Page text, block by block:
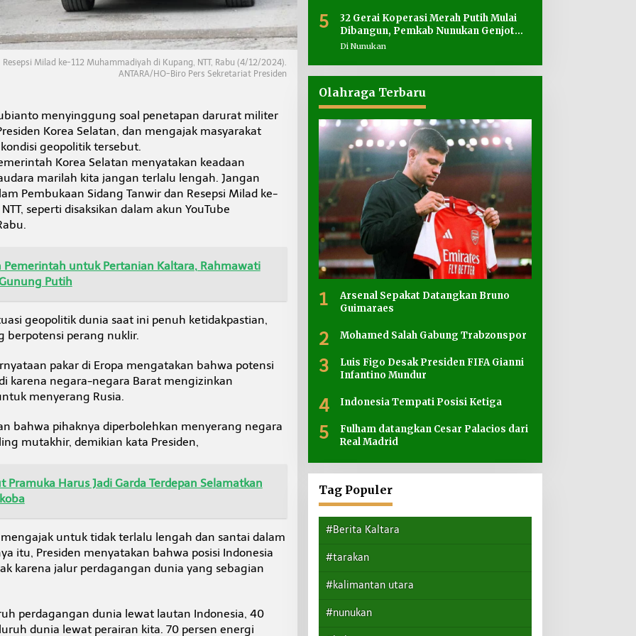
Milad ke-112 Muhammadiyah di Kupang, NTT, Rabu (4/12/2024).
ANTARA/HO-Biro Pers Sekretariat Presiden
menyinggung soal penetapan darurat militer
Korea Selatan, dan mengajak masyarakat
geopolitik tersebut.
Korea Selatan menyatakan keadaan
marilah kita jangan terlalu lengah. Jangan
Pembukaan Sidang Tanwir dan Resepsi Milad ke-
seperti disaksikan dalam akun YouTube
Pemerintah untuk Pertanian Kaltara, Rahmawati
Putih
geopolitik dunia saat ini penuh ketidakpastian,
berpotensi perang nuklir.
pakar di Eropa mengatakan bahwa potensi
karena negara-negara Barat mengizinkan
menyerang Rusia.
bahwa pihaknya diperbolehkan menyerang negara
mutakhir, demikian kata Presiden,
Pramuka Harus Jadi Garda Terdepan Selamatkan
untuk tidak terlalu lengah dan santai dalam
itu, Presiden menyatakan bahwa posisi Indonesia
karena jalur perdagangan dunia yang sebagian
perdagangan dunia lewat lautan Indonesia, 40
dunia lewat perairan kita. 70 persen energi
5
32 Gerai Koperasi Merah Putih Mulai
Dibangun, Pemkab Nunukan Genjot
Penyediaan Lahan
Di Nunukan
Olahraga Terbaru
1
Arsenal Sepakat Datangkan Bruno
Guimaraes
2 Mohamed Salah Gabung Trabzonspor
3
Luis Figo Desak Presiden FIFA Gianni
Infantino Mundur
4 Indonesia Tempati Posisi Ketiga
5
Fulham datangkan Cesar Palacios dari
Real Madrid
Tag Populer
#Berita Kaltara
#tarakan
#kalimantan utara
#nunukan